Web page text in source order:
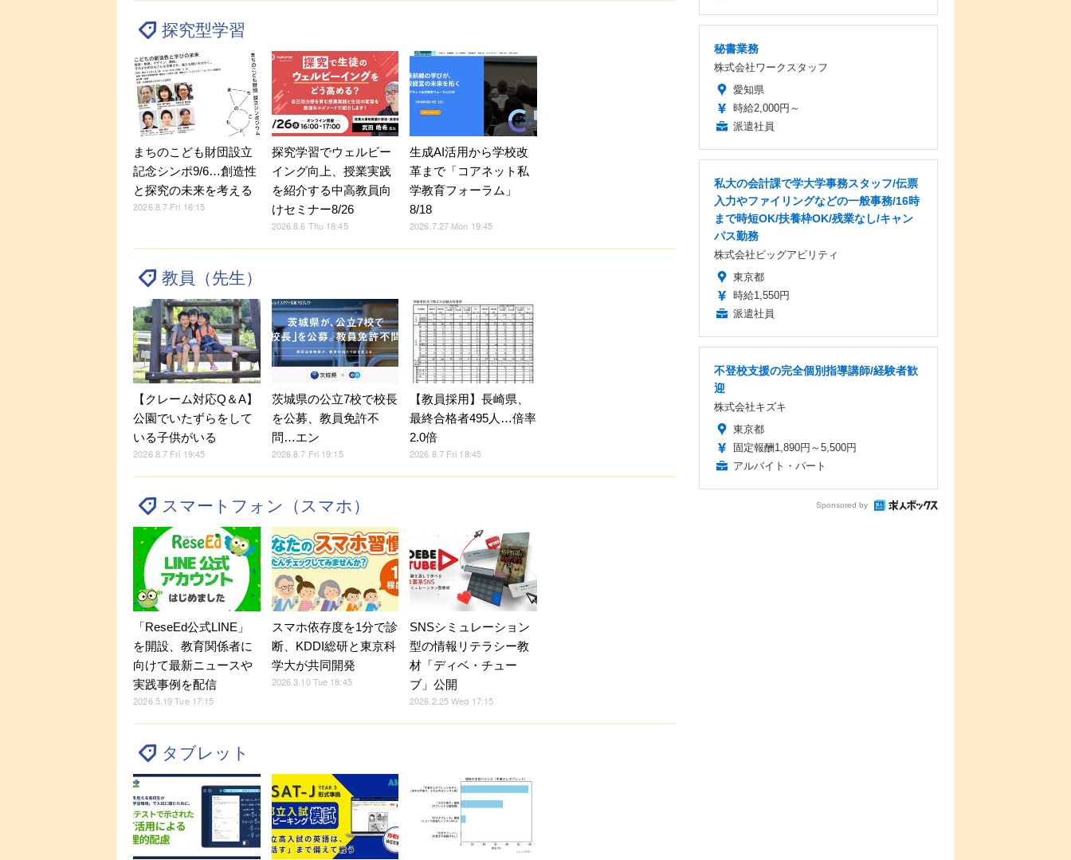
探究型学習
まちのこども財団設立
記念シンポ9/6…創造性
と探究の未来を考える
2026.8.7 Fri 16:15
探究学習でウェルビー
イング向上、授業実践
を紹介する中高教員向
けセミナー8/26
2026.8.6 Thu 18:45
生成AI活用から学校改
革まで「コアネット私
学教育フォーラム」
8/18
2026.7.27 Mon 19:45
教員（先生）
【クレーム対応Q＆A】
公園でいたずらをして
いる子供がいる
2026.8.7 Fri 19:45
茨城県の公立7校で校長
を公募、教員免許不
問…エン
2026.8.7 Fri 19:15
【教員採用】長崎県、
最終合格者495人…倍率
2.0倍
2026.8.7 Fri 18:45
スマートフォン（スマホ）
「ReseEd公式LINE」
を開設、教育関係者に
向けて最新ニュースや
実践事例を配信
2026.5.19 Tue 17:15
スマホ依存度を1分で診
断、KDDI総研と東京科
学大が共同開発
2026.3.10 Tue 18:45
SNSシミュレーション
型の情報リテラシー教
材「ディベ・チュー
ブ」公開
2026.2.25 Wed 17:15
タブレット
秘書業務
株式会社ワークスタッフ
愛知県
時給2,000円～
派遣社員
私大の会計課で学大学事務スタッフ/伝票
入力やファイリングなどの一般事務/16時
まで時短OK/扶養枠OK/残業なし/キャン
パス勤務
株式会社ビッグアビリティ
東京都
時給1,550円
派遣社員
不登校支援の完全個別指導講師/経験者歓
迎
株式会社キズキ
東京都
固定報酬1,890円～5,500円
アルバイト・パート
Sponsored by